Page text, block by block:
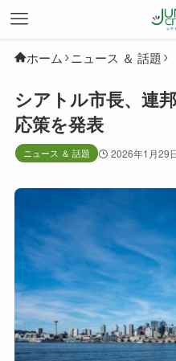
ホーム ニュース ＆ 話題
シアトル市長、連
応策を発表
ニュース ＆ 話題 2026年1月29